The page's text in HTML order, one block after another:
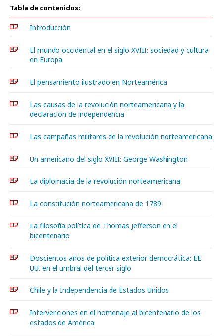
Tabla de contenidos:
Introducción
El mundo occidental en el siglo XVIII: sociedad y cultura
en Europa
El pensamiento ilustrado en Norteamérica
Las causas de la revolución norteamericana y la
declaración de independencia
Las campañas militares de la revolución norteamericana
Un americano del siglo XVIII: George Washington
La diplomacia de la revolución norteamericana
La constitución norteamericana de 1789
La filosofía política de Thomas Jefferson en el
bicentenario
Doscientos años de política exterior democrática: EE.
UU. en el umbral del tercer siglo
Chile y la Independencia de Estados Unidos
Intervenciones en el homenaje al bicentenario de los
estados de América